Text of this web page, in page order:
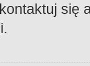
się